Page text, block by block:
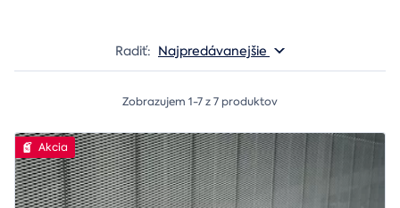
Radiť: Najpredávanejšie
Zobrazujem 1-7 z 7 produktov
Akcia